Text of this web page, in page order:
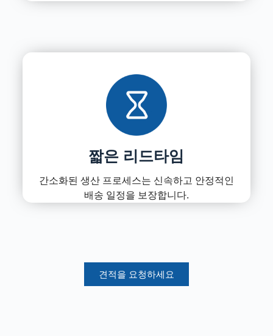
짧은 리드타임
간소화된 생산 프로세스는 신속하고 안정적인
배송 일정을 보장합니다.
견적을 요청하세요